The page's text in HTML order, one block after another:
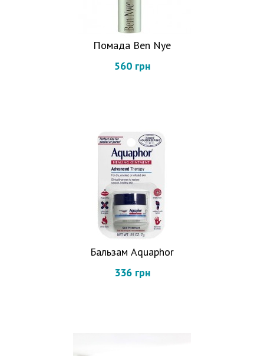
Помада Ben Nye
560 грн
Бальзам Aquaphor
336 грн